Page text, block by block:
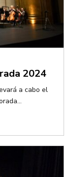
2024
a cabo el